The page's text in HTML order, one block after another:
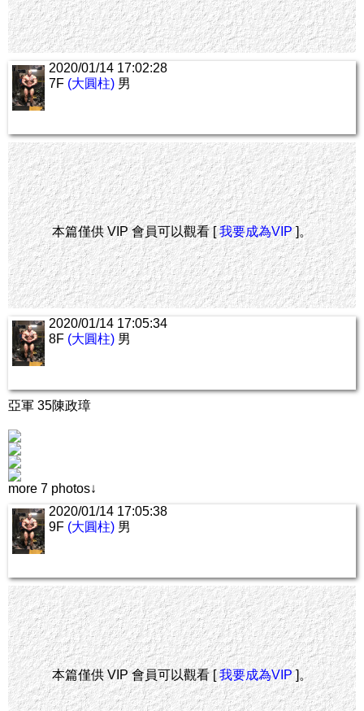
2020/01/14 17:02:28
7F (大圓柱) 男
本篇僅供 VIP 會員可以觀看 [我要成為VIP]。
2020/01/14 17:05:34
8F (大圓柱) 男
亞軍 35陳政璋
more 7 photos↓
2020/01/14 17:05:38
9F (大圓柱) 男
本篇僅供 VIP 會員可以觀看 [我要成為VIP]。